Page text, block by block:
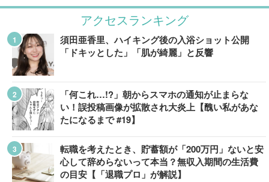
アクセスランキング
須田亜香里、ハイキング後の入浴ショット公開
「ドキッとした」「肌が綺麗」と反響
「何これ…!?」朝からスマホの通知が止まらな
い！誤投稿画像が拡散され大炎上【醜い私があな
たになるまで #19】
転職を考えたとき、貯蓄額が「200万円」ないと安
心して辞めらないって本当？無収入期間の生活費
の目安【「退職プロ」が解説】